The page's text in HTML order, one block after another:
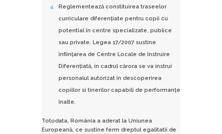
Reglementează constituirea traseelor
curriculare diferenţiate pentru copii cu
potential în centre specializate, publice
sau private. Legea 17/2007 sustine
înfiinţarea de Centre Locale de Instruire
Diferenţiată, in cadrul cărora se va instrui
personalul autorizat în descoperirea
copiilor si tinerilor capabili de performanţe
înalte.
Totodata, România a aderat la Uniunea
Europeană, ce sustine ferm dreptul egalitatii de